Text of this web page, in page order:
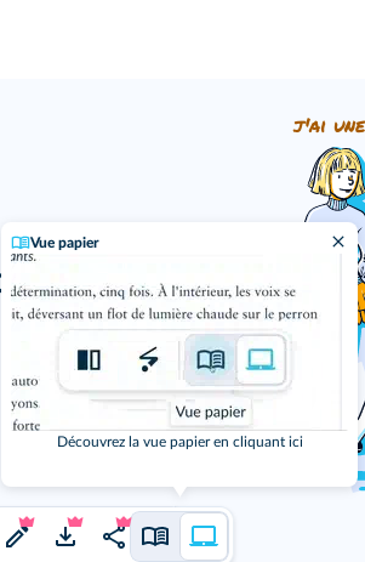
Vue papier
Découvrez la vue papier en cliquant ici
?
j'ai